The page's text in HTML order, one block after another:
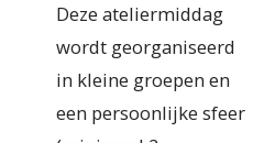
Deze ateliermiddag
wordt georganiseerd
in kleine groepen en
een persoonlijke sfeer